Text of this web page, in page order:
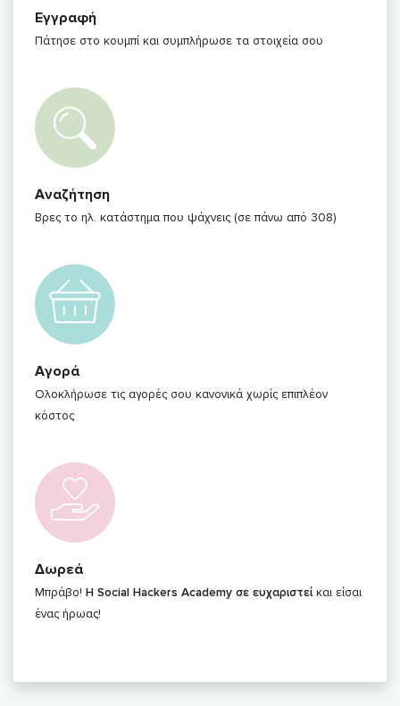
Εγγραφή
Πάτησε στο κουμπί και συμπλήρωσε τα στοιχεία σου
Αναζήτηση
Βρες το ηλ. κατάστημα που ψάχνεις (σε πάνω από 308)
Αγορά
Ολοκλήρωσε τις αγορές σου κανονικά χωρίς επιπλέον
κόστος
Δωρεά
Μπράβο! Η Social Hackers Academy σε ευχαριστεί και είσαι
ένας ήρωας!